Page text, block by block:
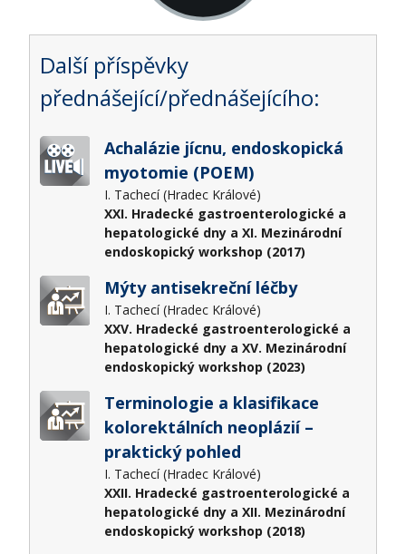
Další příspěvky
přednášející/přednášejícího:
Achalázie jícnu, endoskopická
myotomie (POEM)
I. Tachecí (Hradec Králové)
XXI. Hradecké gastroenterologické a
hepatologické dny a XI. Mezinárodní
endoskopický workshop (2017)
Mýty antisekreční léčby
I. Tachecí (Hradec Králové)
XXV. Hradecké gastroenterologické a
hepatologické dny a XV. Mezinárodní
endoskopický workshop (2023)
Terminologie a klasifikace
kolorektálních neoplázií –
praktický pohled
I. Tachecí (Hradec Králové)
XXII. Hradecké gastroenterologické a
hepatologické dny a XII. Mezinárodní
endoskopický workshop (2018)